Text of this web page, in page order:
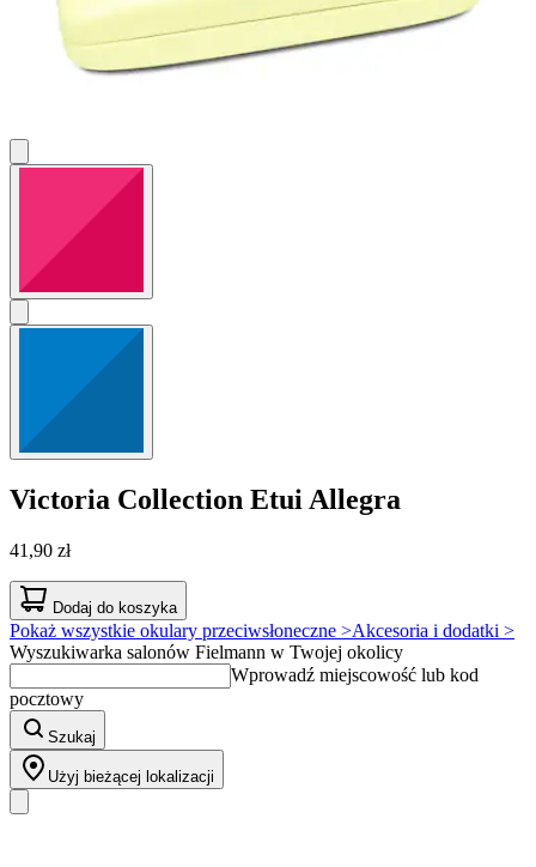
Victoria Collection Etui Allegra
41,90 zł
Dodaj do koszyka
Pokaż wszystkie okulary przeciwsłoneczne >Akcesoria i dodatki >
Wyszukiwarka salonów Fielmann w Twojej okolicy
Wprowadź miejscowość lub kod
pocztowy
Szukaj
Użyj bieżącej lokalizacji